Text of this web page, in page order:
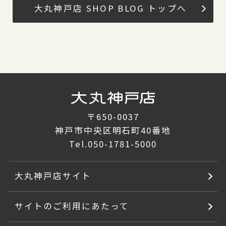
大丸神戸店 SHOP BLOG トップへ
〒650-0037
神戸市中央区明石町40番地
Tel.050-1781-5000
大丸神戸店サイト
サイトのご利用にあたって